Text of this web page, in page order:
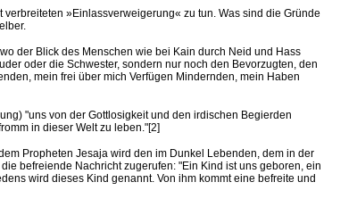
»Einlassverweigerung« zu tun. Was sind die Gründe
der Blick des Menschen wie bei Kain durch Neid und Hass
oder die Schwester, sondern nur noch den Bevorzugten, den
mein frei über mich Verfügen Mindernden, mein Haben
"uns von der Gottlosigkeit und den irdischen Begierden
in dieser Welt zu leben."[2]
Propheten Jesaja wird den im Dunkel Lebenden, dem in der
befreiende Nachricht zugerufen: "Ein Kind ist uns geboren, ein
wird dieses Kind genannt. Von ihm kommt eine befreite und